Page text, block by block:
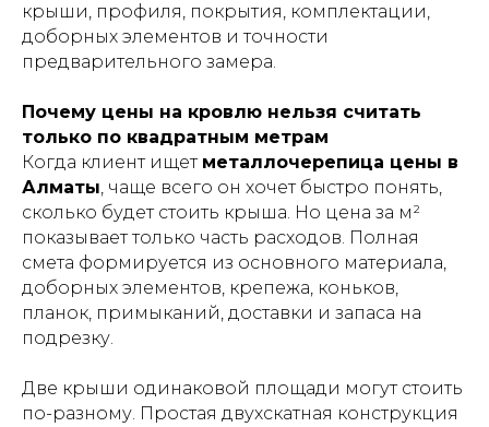
крыши, профиля, покрытия, комплектации,
доборных элементов и точности
предварительного замера.
Почему цены на кровлю нельзя считать
только по квадратным метрам
Когда клиент ищет металлочерепица цены в
Алматы, чаще всего он хочет быстро понять,
сколько будет стоить крыша. Но цена за м²
показывает только часть расходов. Полная
смета формируется из основного материала,
доборных элементов, крепежа, коньков,
планок, примыканий, доставки и запаса на
подрезку.
Две крыши одинаковой площади могут стоить
по-разному. Простая двухскатная конструкция